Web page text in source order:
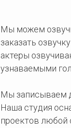
Мы можем
заказать озвучку
актеры
узнаваемыми
Мы записываем
Наша студия
проектов любой